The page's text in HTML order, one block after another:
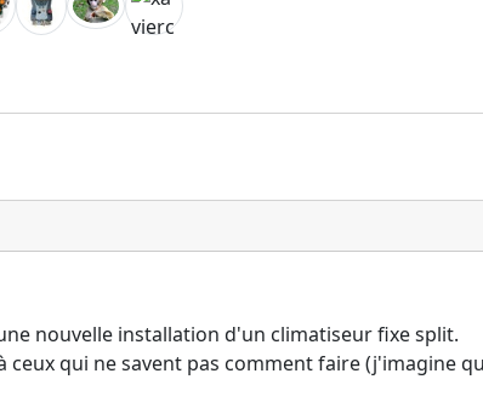
nouvelle installation d'un climatiseur fixe split.
qui ne savent pas comment faire (j'imagine